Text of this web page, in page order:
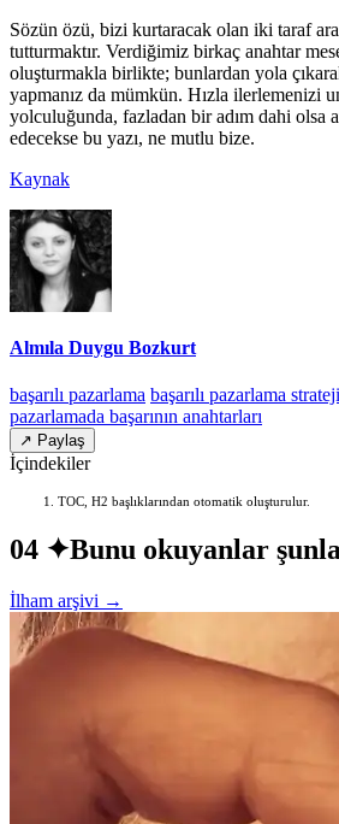
Sözün özü, bizi kurtaracak olan iki taraf
tutturmaktır. Verdiğimiz birkaç anahtar
oluşturmakla birlikte; bunlardan yola
yapmanız da mümkün. Hızla ilerlemenizi
yolculuğunda, fazladan bir adım dahi olsa
edecekse bu yazı, ne mutlu bize.
Kaynak
Almıla Duygu Bozkurt
başarılı pazarlama başarılı pazarlama
pazarlamada başarının anahtarları
↗ Paylaş
İçindekiler
TOC, H2 başlıklarından otomatik oluşturulur.
04 ✦Bunu okuyanlar
İlham arşivi →